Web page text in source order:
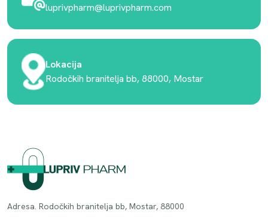
luprivpharm@luprivpharm.com
Lokacija
Rodočkih branitelja bb, 88000, Mostar
Adresa. Rodočkih branitelja bb, Mostar, 88000